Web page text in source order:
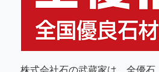
株式会社石の武蔵家は、全優